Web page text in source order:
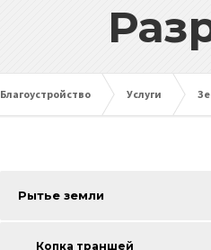
Благоустройство Услуги
Рытье земли
Копка траншей